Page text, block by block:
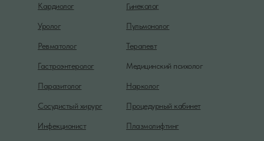
Уролог
Кардиолог
Инфекционист
Сосудистый хирург
Паразитолог
Медицинский психолог
Ревматолог
Пульмонолог
Гинеколог
Плазмолифтинг
Процедурный кабинет
Нарколог
Гастроэнтеролог
Терапевт